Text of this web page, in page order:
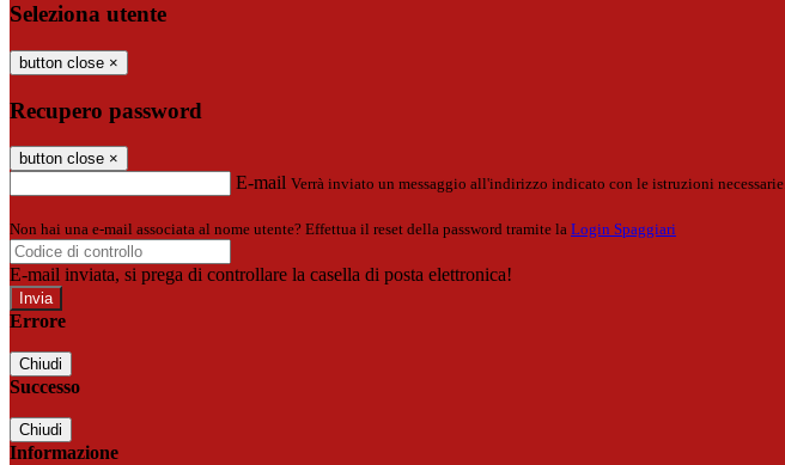
Seleziona utente
button close ×
Recupero password
button close ×
E-mail Verrà inviato un messaggio all'indirizzo indicato con le istruzioni
Non hai una e-mail associata al nome utente? Effettua il reset della password tramite la Login Spaggiari
E-mail inviata, si prega di controllare la casella di posta elettronica!
Errore
Chiudi
Successo
Chiudi
Informazione